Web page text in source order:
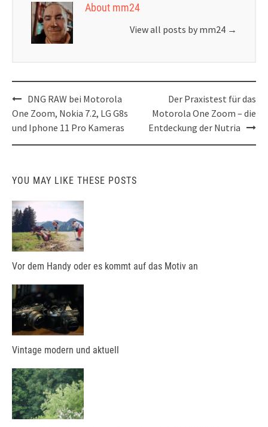
About mm24
View all posts by mm24 →
Post
navigation
DNG RAW bei Motorola
One Zoom, Nokia 7.2, LG G8s
und Iphone 11 Pro Kameras
Der Praxistest für das
Motorola One Zoom – die
Entdeckung der Nutria
YOU MAY LIKE THESE POSTS
Vor dem Handy oder es kommt auf das Motiv an
Vintage modern und aktuell